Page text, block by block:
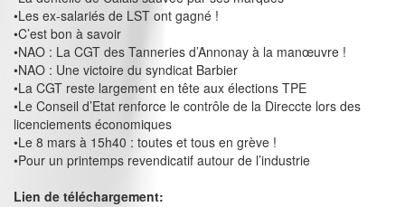
•Les ex-salariés de LST ont gagné !
•C’est bon à savoir
•NAO : La CGT des Tanneries d’Annonay à la manœuvre !
•NAO : Une victoire du syndicat Barbier
•La CGT reste largement en tête aux élections TPE
•Le Conseil d’Etat renforce le contrôle de la Direccte lors des
licenciements économiques
•Le 8 mars à 15h40 : toutes et tous en grève !
•Pour un printemps revendicatif autour de l’industrie
Lien de téléchargement: